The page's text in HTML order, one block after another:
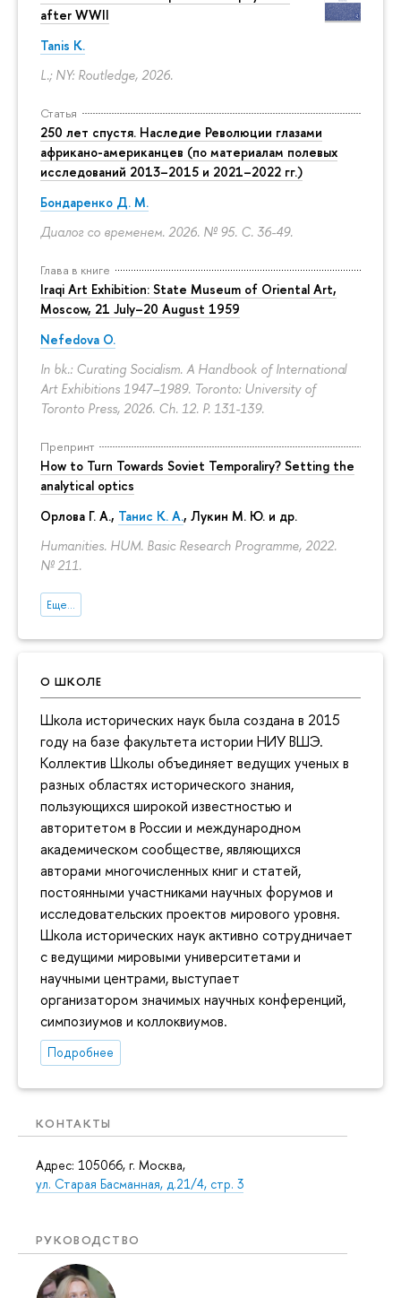
after WWII
Tanis K.
L.; NY: Routledge, 2026.
Статья
250 лет спустя. Наследие Революции глазами
африкано-американцев (по материалам полевых
исследований 2013–2015 и 2021–2022 гг.)
Бондаренко Д. М.
Диалог со временем. 2026. № 95. С. 36-49.
Глава в книге
Iraqi Art Exhibition: State Museum of Oriental Art,
Moscow, 21 July–20 August 1959
Nefedova O.
In bk.: Curating Socialism. A Handbook of International
Art Exhibitions 1947–1989. Toronto: University of
Toronto Press, 2026. Ch. 12. P. 131-139.
Препринт
How to Turn Towards Soviet Temporaliry? Setting the
analytical optics
Орлова Г. А., Танис К. А., Лукин М. Ю. и др.
Humanities. HUM. Basic Research Programme, 2022.
№ 211.
Еще...
О ШКОЛЕ
Школа исторических наук была создана в 2015
году на базе факультета истории НИУ ВШЭ.
Коллектив Школы объединяет ведущих ученых в
разных областях исторического знания,
пользующихся широкой известностью и
авторитетом в России и международном
академическом сообществе, являющихся
авторами многочисленных книг и статей,
постоянными участниками научных форумов и
исследовательских проектов мирового уровня.
Школа исторических наук активно сотрудничает
с ведущими мировыми университетами и
научными центрами, выступает
организатором значимых научных конференций,
симпозиумов и коллоквиумов.
Подробнее
КОНТАКТЫ
Адрес: 105066, г. Москва,
ул. Старая Басманная, д.21/4, стр. 3
РУКОВОДСТВО